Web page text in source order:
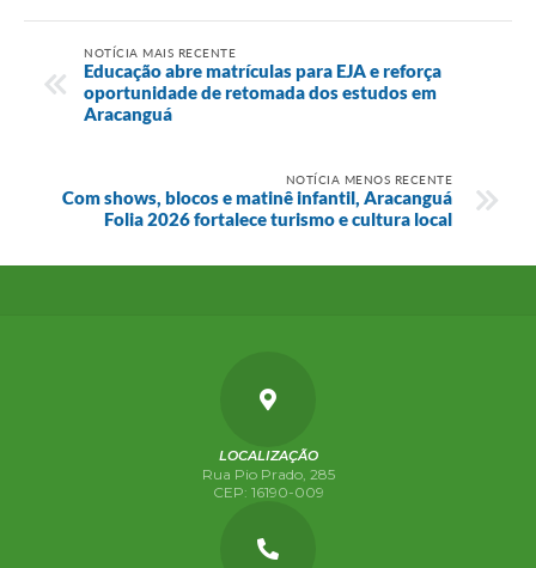
NOTÍCIA MAIS RECENTE
Educação abre matrículas para EJA e reforça
oportunidade de retomada dos estudos em
Aracanguá
NOTÍCIA MENOS RECENTE
Com shows, blocos e matinê infantil, Aracanguá
Folia 2026 fortalece turismo e cultura local
LOCALIZAÇÃO
Rua Pio Prado, 285
CEP: 16190-009